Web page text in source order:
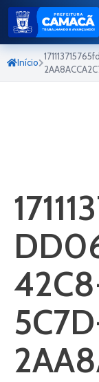
Início